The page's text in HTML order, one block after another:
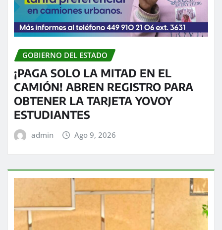
GOBIERNO DEL ESTADO
¡PAGA SOLO LA MITAD EN EL
CAMIÓN! ABREN REGISTRO PARA
OBTENER LA TARJETA YOVOY
ESTUDIANTES
admin Ago 9, 2026